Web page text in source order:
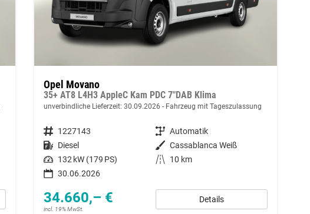
Opel Movano
35+ AT8 L4H3 AppleC Kam PDC 7"DAB Klima
unverbindliche Lieferzeit: 30.09.2026 Fahrzeug mit Tageszulassung
Fahrzeugnummer 1227143 Getriebe Automatik
Kraftstoff Diesel Außenfarbe Cassablanca Weiß
Leistung 132 kW (179 PS) Kilometerstand
10 km
30.06.2026
34.660,– €
incl. 19% MwSt.
Details